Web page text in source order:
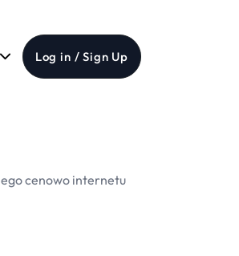
Log in / Sign Up
cenowo internetu